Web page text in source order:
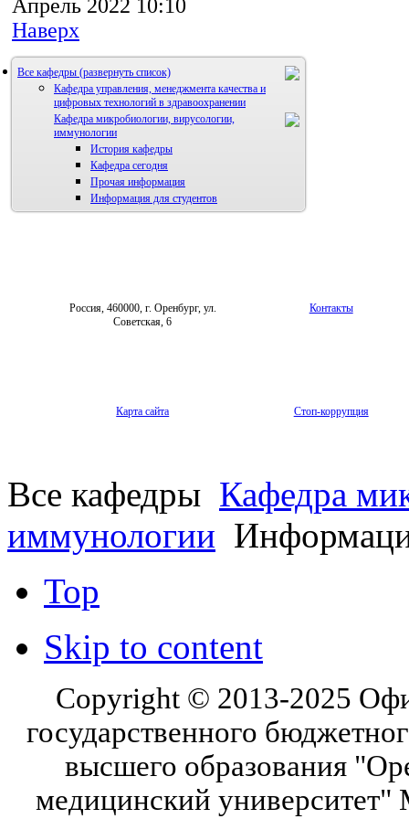
Апрель 2022 10:10
Наверх
Все кафедры
Кафедра управления, менеджмента качества и
цифровых технологий в здравоохранении
Кафедра микробиологии, вирусологии,
иммунологии
История кафедры
Кафедра сегодня
Прочая информация
Информация для студентов
Россия, 460000, г. Оренбург, ул.
Советская, 6
Контакты
Карта сайта Стоп-коррупция
Все кафедры Кафедра
иммунологии
Top
Skip to content
Copyright © 2013-2025
государственного
высшего образования
медицинский университет"